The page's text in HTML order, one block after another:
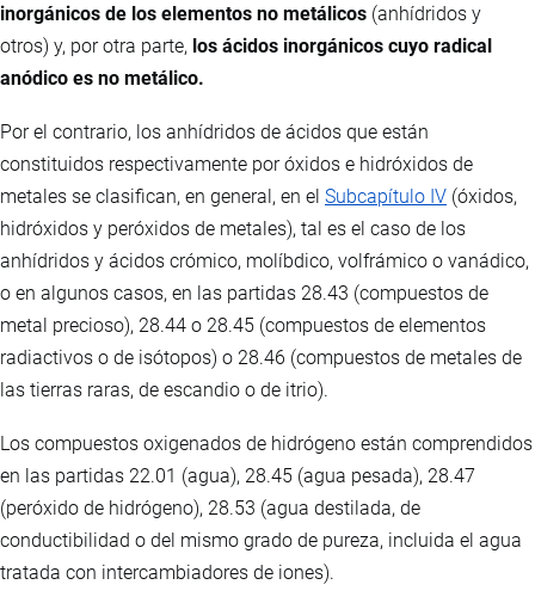
inorgánicos de los elementos no metálicos (anhídridos y
otros) y, por otra parte, los ácidos inorgánicos cuyo radical
anódico es no metálico.
Por el contrario, los anhídridos de ácidos que están
constituidos respectivamente por óxidos e hidróxidos de
metales se clasifican, en general, en el Subcapítulo IV (óxidos,
hidróxidos y peróxidos de metales), tal es el caso de los
anhídridos y ácidos crómico, molíbdico, volfrámico o vanádico,
o en algunos casos, en las partidas 28.43 (compuestos de
metal precioso), 28.44 o 28.45 (compuestos de elementos
radiactivos o de isótopos) o 28.46 (compuestos de metales de
las tierras raras, de escandio o de itrio).
Los compuestos oxigenados de hidrógeno están comprendidos
en las partidas 22.01 (agua), 28.45 (agua pesada), 28.47
(peróxido de hidrógeno), 28.53 (agua destilada, de
conductibilidad o del mismo grado de pureza, incluida el agua
tratada con intercambiadores de iones).